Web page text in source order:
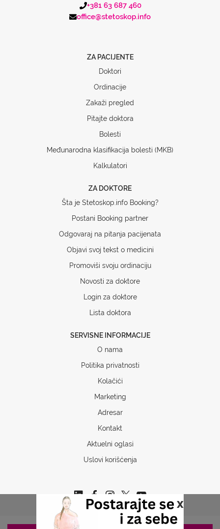
x
+381 63 687 460
office@stetoskop.info
ZA PACIJENTE
Doktori
Ordinacije
Zakaži pregled
Pitajte doktora
Bolesti
Međunarodna klasifikacija bolesti (MKB)
Kalkulatori
ZA DOKTORE
Šta je Stetoskop.info Booking?
Postani Booking partner
Odgovaraj na pitanja pacijenata
Objavi svoj tekst o medicini
Promoviši svoju ordinaciju
Novosti za doktore
Login za doktore
Lista doktora
SERVISNE INFORMACIJE
O nama
Politika privatnosti
Kolačići
Marketing
Adresar
Kontakt
Aktuelni oglasi
Uslovi korišćenja